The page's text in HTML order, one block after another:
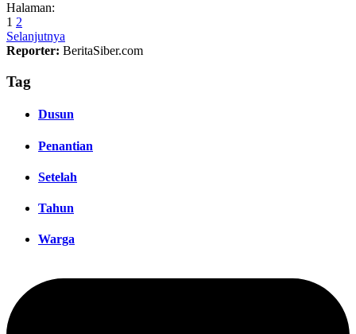
Halaman:
1 2
Selanjutnya
Reporter: BeritaSiber.com
Tag
Dusun
Penantian
Setelah
Tahun
Warga